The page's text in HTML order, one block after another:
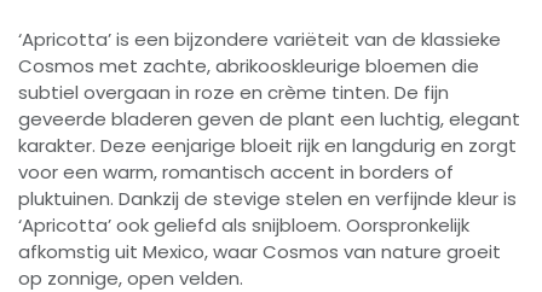
‘Apricotta’ is een bijzondere variëteit van de klassieke
Cosmos met zachte, abrikooskleurige bloemen die
subtiel overgaan in roze en crème tinten. De fijn
geveerde bladeren geven de plant een luchtig, elegant
karakter. Deze eenjarige bloeit rijk en langdurig en zorgt
voor een warm, romantisch accent in borders of
pluktuinen. Dankzij de stevige stelen en verfijnde kleur is
‘Apricotta’ ook geliefd als snijbloem. Oorspronkelijk
afkomstig uit Mexico, waar Cosmos van nature groeit
op zonnige, open velden.